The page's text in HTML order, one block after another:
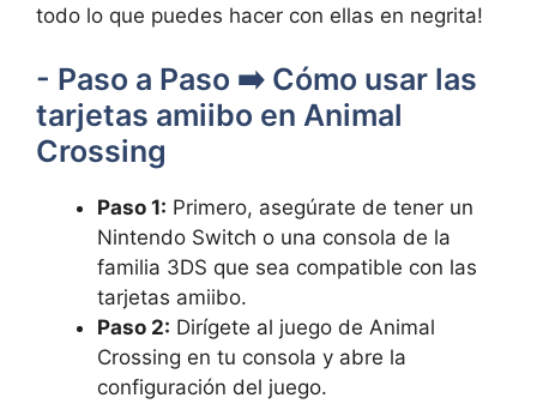
todo lo que puedes hacer con ellas ‍en negrita!
-⁢ Paso a Paso ➡️ Cómo usar las‍
tarjetas amiibo en⁤ Animal
Crossing
Paso ‌1: Primero, asegúrate de tener‌ un
Nintendo Switch o una‍ consola de ​la
familia 3DS que sea compatible‍ con las
tarjetas amiibo.
Paso 2: Dirígete al juego de Animal
Crossing en tu ​consola y abre la
configuración del ⁤juego.